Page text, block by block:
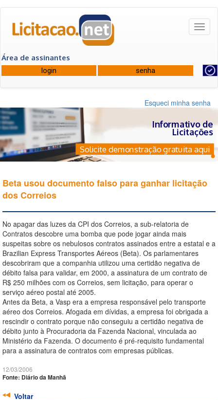
Área de assinantes
Esqueci minha senha
Informativo de
Licitações
Solicite demonstração gratuita aqui
Beta usou documento falso para ganhar licitação
dos Correios
No apagar das luzes da CPI dos Correios, a sub-relatoria de
Contratos descobre uma bomba que pode jogar ainda mais
suspeitas sobre os nebulosos contratos assinados entre a estatal e a
Brazilian Express Transportes Aéreos (Beta). Os parlamentares
descobriram que a companhia utilizou uma certidão negativa de
débito falsa para validar, em 2000, a assinatura de um contrato de
R$ 250 milhões com os Correios, sem licitação, para operar o
serviço aéreo postal até 2005.
Antes da Beta, a Vasp era a empresa responsável pelo transporte
aéreo dos Correios. Afogada em dívidas, a empresa foi obrigada a
rescindir o contrato porque não conseguiu a certidão negativa de
débito junto à Procuradoria da Fazenda Nacional, vinculada ao
Ministério da Fazenda. O documento é pré-requisito fundamental
para a assinatura de contratos com empresas públicas.
12/03/2006
Fonte: Diário da Manhã
Voltar